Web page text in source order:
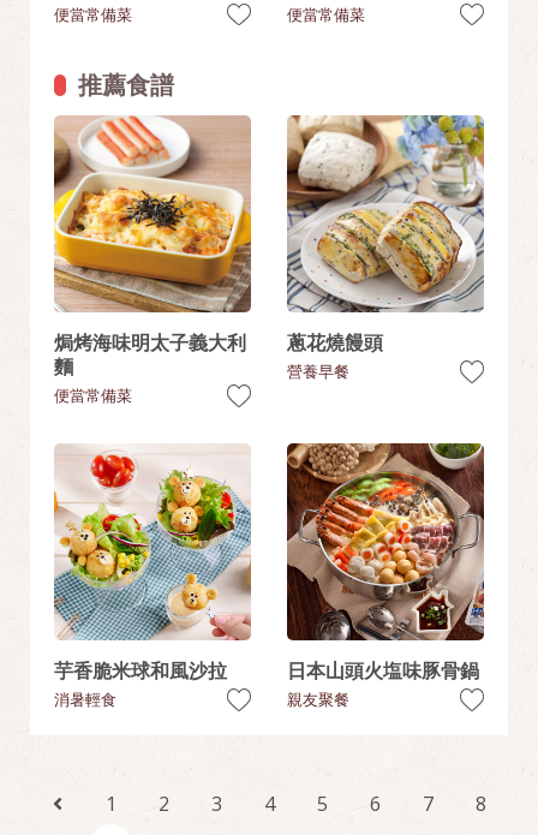
便當常備菜 便當常備菜
推薦食譜
焗烤海味明太子義大利
麵
便當常備菜
蔥花燒饅頭
營養早餐
芋香脆米球和風沙拉
消暑輕食
日本山頭火塩味豚骨鍋
親友聚餐
1 2 3 4 5 6 7
8